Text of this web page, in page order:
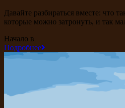
Давайте разбираться вместе: что
которые можно затронуть, и так
Начало в
Подробнее